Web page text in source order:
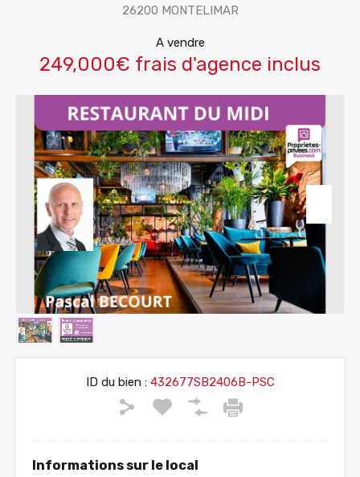
26200 MONTELIMAR
A vendre
249,000€ frais d'agence inclus
ID du bien :432677SB2406B-PSC
Informations sur le local